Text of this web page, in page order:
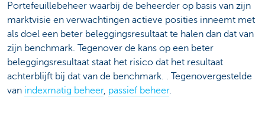
Portefeuillebeheer waarbij de beheerder op basis van zijn
marktvisie en verwachtingen actieve posities inneemt met
als doel een beter beleggingsresultaat te halen dan dat van
zijn benchmark. Tegenover de kans op een beter
beleggingsresultaat staat het risico dat het resultaat
achterblijft bij dat van de benchmark. . Tegenovergestelde
van indexmatig beheer, passief beheer.